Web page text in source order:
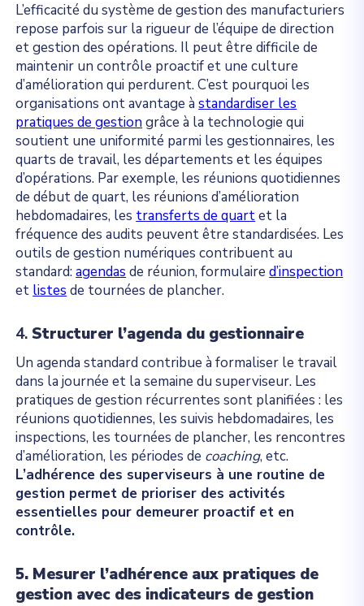
L’efficacité du système de gestion des manufacturiers
repose parfois sur la rigueur de l’équipe de direction
et gestion des opérations. Il peut être difficile de
maintenir un contrôle proactif et une culture
d’amélioration qui perdurent. C’est pourquoi les
organisations ont avantage àstandardiser les
pratiques de gestiongrâce à la technologie qui
soutient une uniformité parmi les gestionnaires, les
quarts de travail, les départements et les équipes
d’opérations. Par exemple, les réunions quotidiennes
de début de quart, les réunions d’amélioration
hebdomadaires, les transferts de quartet la
fréquence des audits peuvent être standardisées. Les
outils de gestion numériques contribuent au
standard:agendas de réunion, formulaired’inspection
et listes de tournées de plancher.
4. Structurer l’agenda du gestionnaire
Un agenda standard contribue à formaliser le travail
dans la journée et la semaine du superviseur. Les
pratiques de gestion récurrentes sont planifiées : les
réunions quotidiennes, les suivis hebdomadaires, les
inspections, les tournées de plancher, les rencontres
d’amélioration, les périodes de coaching, etc.
L’adhérence des superviseurs à une routine de
gestion permet de prioriser des activités
essentielles pour demeurer proactif et en
contrôle.
5. Mesurer l’adhérence aux pratiques de
gestion avec des indicateurs de gestion